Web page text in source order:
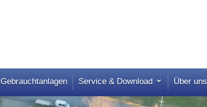
Gebrauchtanlagen Service & Download Über uns
Video-